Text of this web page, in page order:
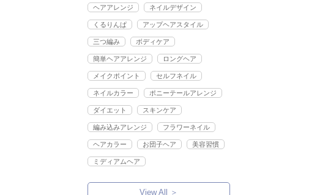
ヘアアレンジ ネイルデザイン
くるりんぱ アップヘアスタイル
三つ編み ボディケア
簡単ヘアアレンジ ロングヘア
メイクポイント セルフネイル
ネイルカラー ポニーテールアレンジ
ダイエット スキンケア
編み込みアレンジ フラワーネイル
ヘアカラー お団子ヘア 美容習慣
ミディアムヘア
View All ＞